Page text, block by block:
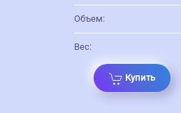
Объем:
Вес:
Купить